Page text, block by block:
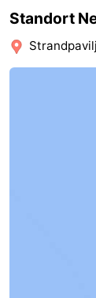
Attraktionen
-
Standort